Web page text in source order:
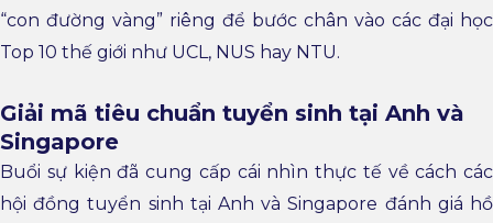
“con đường vàng” riêng để bước chân vào các đại học
Top 10 thế giới như UCL, NUS hay NTU.
Giải mã tiêu chuẩn tuyển sinh tại Anh và
Singapore
Buổi sự kiện đã cung cấp cái nhìn thực tế về cách các
hội đồng tuyển sinh tại Anh và Singapore đánh giá hồ